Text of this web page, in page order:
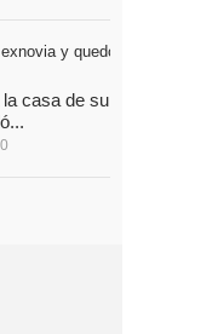
casa de su
0